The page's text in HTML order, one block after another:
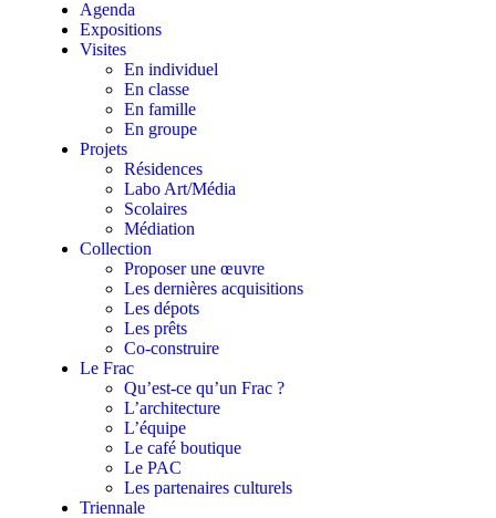
Agenda
Expositions
Visites
En individuel
En classe
En famille
En groupe
Projets
Résidences
Labo Art/Média
Scolaires
Médiation
Collection
Proposer une œuvre
Les dernières acquisitions
Les dépots
Les prêts
Co-construire
Le Frac
Qu’est-ce qu’un Frac ?
L’architecture
L’équipe
Le café boutique
Le PAC
Les partenaires culturels
Triennale